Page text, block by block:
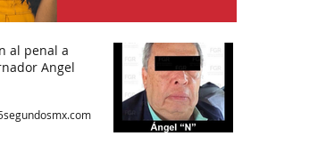
al penal a
Angel